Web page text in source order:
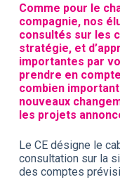
Comme pour le
compagnie, nos
consultés sur les
stratégie, et
importantes par
prendre en
combien
nouveaux
les projets
Le CE désigne le
consultation sur la
des comptes